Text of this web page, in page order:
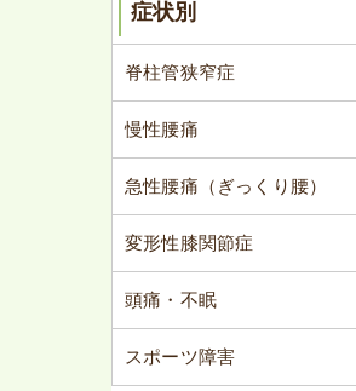
症状別
脊柱管狭窄症
慢性腰痛
急性腰痛（ぎっくり腰）
変形性膝関節症
頭痛・不眠
スポーツ障害